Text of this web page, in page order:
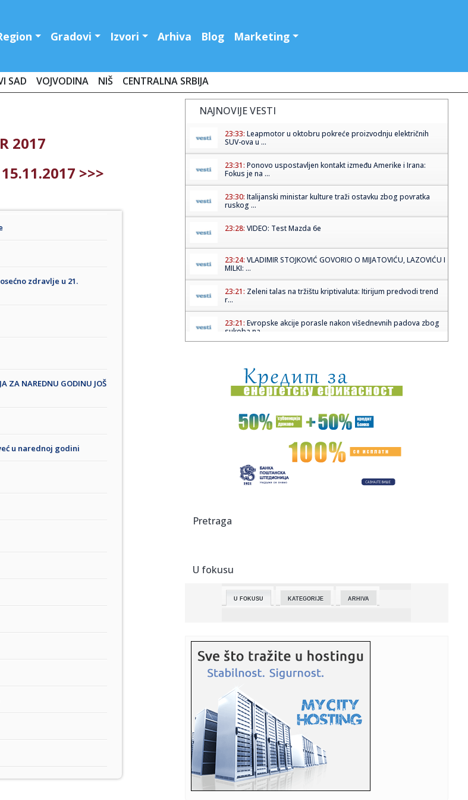
Gradovi Izvori Arhiva Blog Marketing
SAD VOJVODINA NIŠ CENTRALNA SRBIJA
2017
>>>
zdravlje u 21.
ZA NAREDNU GODINU JOŠ
u narednoj godini
NAJNOVIJE VESTI
23:33: Leapmotor u oktobru pokreće proizvodnju električnih
SUV-ova u ...
23:31: Ponovo uspostavljen kontakt između Amerike i Irana:
Fokus je na ...
23:30: Italijanski ministar kulture traži ostavku zbog povratka
ruskog ...
23:28: VIDEO: Test Mazda 6e
23:24: VLADIMIR STOJKOVIĆ GOVORIO O MIJATOVIĆU, LAZOVIĆU I
MILKI: ...
23:21: Zeleni talas na tržištu kriptivaluta: Itirijum predvodi trend
r...
23:21: Evropske akcije porasle nakon višednevnih padova zbog
sukoba na ...
23:15:Sud u Moskvi izrekao kaznu od 35 miliona rubalja
društvenoj mre...
23:10:Kaći Živković bivši dečko došao na nastup posle 12
godina o...
Kecmanović saznao protivnika u Majamiju
23:09:Katić: Srbi iz Sarajeva pre 30 godina krenuli u egzodus
(FOTO)
23:05:
23:04:
Dule Crta osumnjičen za ubistvo čekićem u Čačku! Negirao
23:01:Požar u školi u Kosjeriću, vatrogasne ekipe i policija na
licu...
23:00:Horoskop za 17. mart 2026: Ovnovi, idealno je vreme za
pokretanje...
22:58:Ministar Zukorlić se susreo sa reisul-ulemom Huseinom
ef. Kavazo...
22:54:Nataša Ninković privukla sve poglede na premijeri: Haljina
dost...
Pretraga
U fokusu
U FOKUSU KATEGORIJE ARHIVA